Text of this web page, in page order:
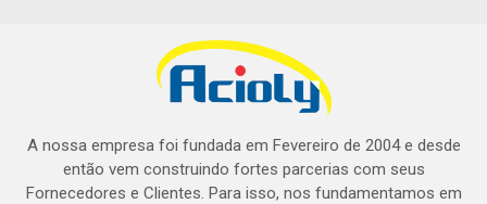
A nossa empresa foi fundada em Fevereiro de 2004 e desde
então vem construindo fortes parcerias com seus
Fornecedores e Clientes. Para isso, nos fundamentamos em